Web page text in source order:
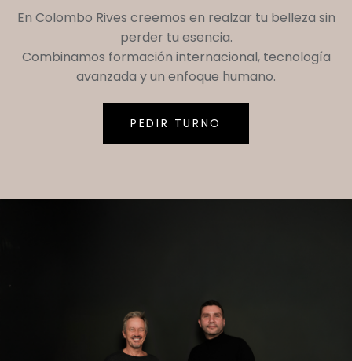
En Colombo Rives creemos en realzar tu belleza sin
perder tu esencia.
Combinamos formación internacional, tecnología
avanzada y un enfoque humano.
PEDIR TURNO